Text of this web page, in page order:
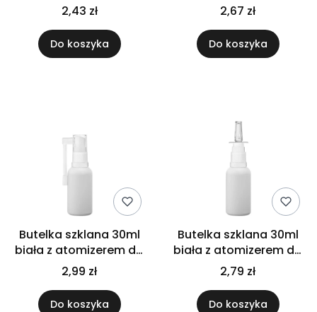
złoto białą
2,43 zł
Do koszyka
złoto czarną
2,67 zł
Do koszyka
Butelka szklana 30ml
biała z atomizerem do
gardła
2,99 zł
Do koszyka
Butelka szklana 30ml
biała z atomizerem do
nosa
2,79 zł
Do koszyka